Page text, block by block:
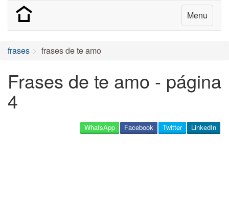
Menu
frases frases de te amo
Frases de te amo - página
4
LinkedIn
Twitter
Facebook
WhatsApp